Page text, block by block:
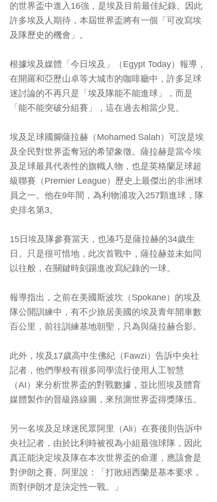
的世界盃中進入16強，是埃及目前最佳紀錄。因此
許多埃及人期待，本屆世界盃將有一個「可改寫埃
及隊歷史的機會」。
根據埃及媒體「今日埃及」（Egypt Today）報導，
在開羅和亞歷山卓等大城市的咖啡廳中，許多足球
迷討論的不再只是「埃及隊能不能進球」，而是
「能不能突破分組賽」，這在過去相當少見。
埃及足球國腳薩拉赫（Mohamed Salah）可說是埃
及全民對世界盃奪冠的希望象徵。薩拉赫是當今埃
及足球最具代表性的旗幟人物，也是英格蘭足球超
級聯賽（Premier League）歷史上最傑出的非洲球
員之一。他在9年間，為利物浦攻入257顆進球，隊
史排名第3。
15日埃及隊參賽當天，也湊巧是薩拉赫的34歲生
日。只是很可惜地，此次首戰中，薩拉赫並未如同
以往般，在關鍵時刻踢進改寫紀錄的一球。
報導指出，之前在美國斯波坎（Spokane）的埃及
隊公開訓練中，有不少旅居美國的埃及青年開車數
百公里，前往訓練基地朝聖，只為與薩拉赫合影。
此外，埃及17歲高中生佛紀（Fawzi）告訴中央社
記者，他們學校有很多同學流行使用人工智慧
（AI）來分析世界盃的對戰數據，並比照埃及體育
媒體製作的晉級路線圖，來預測世界盃得獎隊伍。
另一名埃及足球迷民眾阿里（Ali）在賽後則告訴中
央社記者，由於比利時被視為小組最強球隊，因此
真正能決定埃及隊在本次世界盃的命運，應該會是
對伊朗之賽。阿里說：「打敗紐西蘭是基本要求，
而對伊朗才是決定性一戰。」